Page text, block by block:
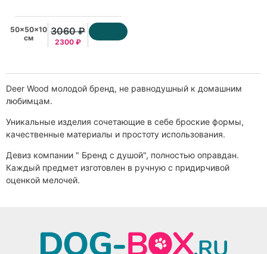
50x50x10
см
3060 ₽
2300 ₽
Deer Wood молодой бренд, не равнодушный к домашним
любимцам.
Уникальные изделия сочетающие в себе броские формы,
качественные материалы и простоту использования.
Девиз компании " Бренд с душой", полностью оправдан.
Каждый предмет изготовлен в ручную с придирчивой
оценкой мелочей.